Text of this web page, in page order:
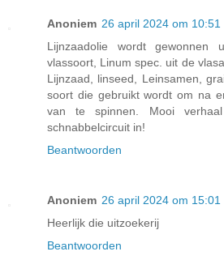
Anoniem 26 april 2024 om 10:51
Lijnzaadolie wordt
vlassoort, Linum spec. uit de
Lijnzaad, linseed, Leinsamen,
soort die gebruikt wordt om na
van te spinnen. Mooi
schnabbelcircuit in!
Beantwoorden
Anoniem 26 april 2024 om 15:01
Heerlijk die uitzoekerij
Beantwoorden